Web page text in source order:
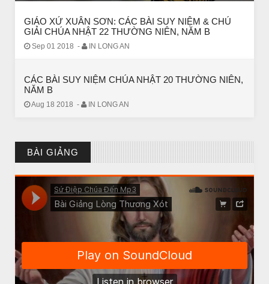
GIÁO XỨ XUÂN SƠN: CÁC BÀI SUY NIỆM & CHÚ
GIẢI CHÚA NHẬT 22 THƯỜNG NIÊN, NĂM B
Sep 01 2018 - IN LONG AN
CÁC BÀI SUY NIỆM CHÚA NHẬT 20 THƯỜNG NIÊN,
NĂM B
Aug 18 2018 - IN LONG AN
BÀI GIẢNG